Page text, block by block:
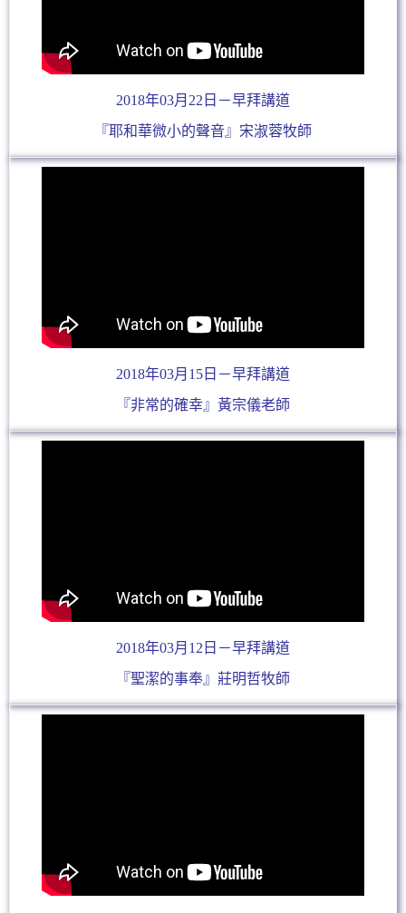
2018年03月22日－早拜講道
『耶和華微小的聲音』宋淑蓉牧師
2018年03月15日－早拜講道
『非常的確幸』黃宗儀老師
2018年03月12日－早拜講道
『聖潔的事奉』莊明哲牧師